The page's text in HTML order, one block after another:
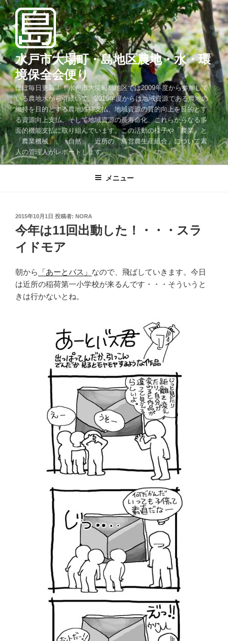
コ
ン
テ
ン
ツ
へ
ス
キ
ッ
プ
水戸市大場町・島地区農地・水・環
境保全会便り
ほぼ毎日更新！！水戸市大場町島地区では2009年度から参加して
いる農地水から引続いて、2015年度からは地域資源である農地の
維持を目的とする農地維持支払、地域資源の質的向上を目的とす
る資源向上支払、そして地域資源の長寿命化、これらからなる多
面的機能支払に取り組んでいます。この活動の様子や「農業」と
「農業機械」、「自然」、近所の「島営農生産組合」について素
人の管理人がレポートします。
メニュー
投
稿
日:
2015年10月1日 投稿者: NORA
今年は11回出動した！・・・スラ
イドモア
朝から 「あーとバス」 なので、飛ばしていきます。今日
は近所の稲荷第一小学校が来るんです・・・そういうと
きは行かないとね。